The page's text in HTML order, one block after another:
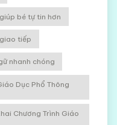
giúp bé tự tin hơn
tiếp
nhanh chóng
Dục Phổ Thông
Chương Trình Giáo